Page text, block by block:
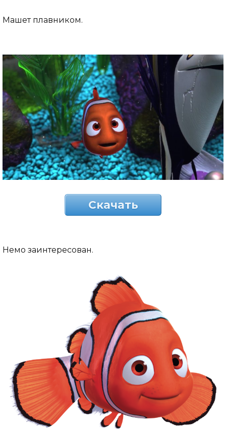
Машет плавником.
Скачать
Немо заинтересован.